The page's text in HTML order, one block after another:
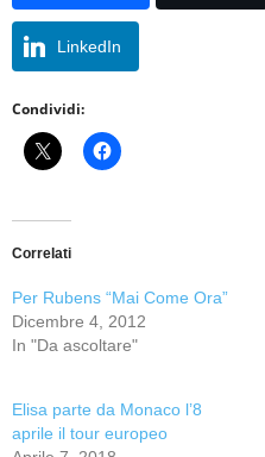
LinkedIn
Condividi:
Correlati
Per Rubens “Mai Come Ora”
Dicembre 4, 2012
In "Da ascoltare"
Elisa parte da Monaco l’8
aprile il tour europeo